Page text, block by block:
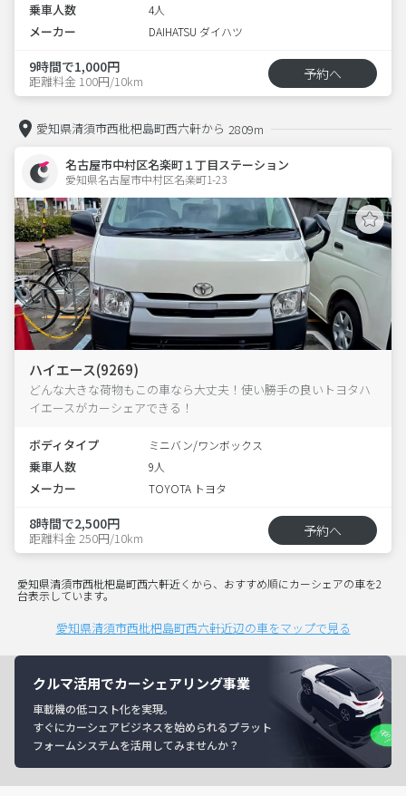
乗車人数 4人
メーカー DAIHATSU ダイハツ
9時間で1,000円
距離料金 100円/10km 予約へ
愛知県清須市西枇杷島町西六軒から 2809m
名古屋市中村区名楽町１丁目ステーション
愛知県名古屋市中村区名楽町1-23
ハイエース(9269)
どんな大きな荷物もこの車なら大丈夫！使い勝手の良いトヨタハ
イエースがカーシェアできる！
ボディタイプ ミニバン/ワンボックス
乗車人数 9人
メーカー TOYOTA トヨタ
8時間で2,500円
距離料金 250円/10km 予約へ
愛知県清須市西枇杷島町西六軒近くから、おすすめ順にカーシェアの車を2
台表示しています。
愛知県清須市西枇杷島町西六軒近辺の車をマップで見る
クルマ活用でカーシェアリング事業
車載機の低コスト化を実現。
すぐにカーシェアビジネスを始められるプラット
フォームシステムを活用してみませんか？